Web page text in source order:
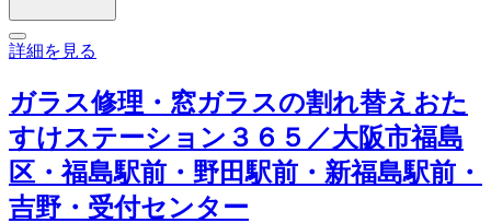
詳細を見る
ガラス修理・窓ガラスの割れ替えおた
すけステーション３６５／大阪市福島
区・福島駅前・野田駅前・新福島駅前・
吉野・受付センター